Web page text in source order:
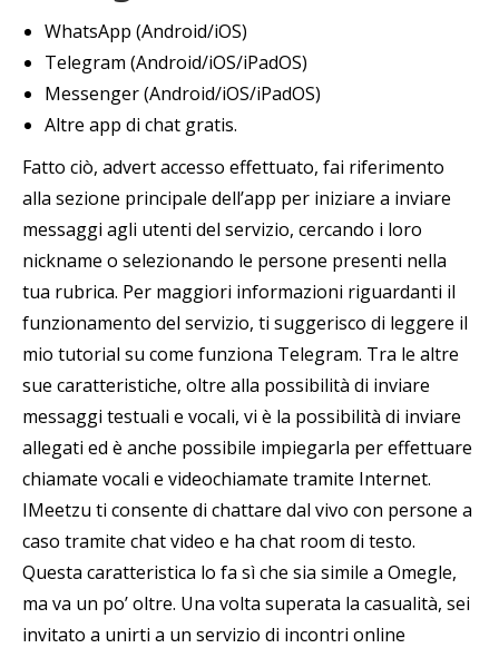
WhatsApp (Android/iOS)
Telegram (Android/iOS/iPadOS)
Messenger (Android/iOS/iPadOS)
Altre app di chat gratis.
Fatto ciò, advert accesso effettuato, fai riferimento
alla sezione principale dell’app per iniziare a inviare
messaggi agli utenti del servizio, cercando i loro
nickname o selezionando le persone presenti nella
tua rubrica. Per maggiori informazioni riguardanti il
funzionamento del servizio, ti suggerisco di leggere il
mio tutorial su come funziona Telegram. Tra le altre
sue caratteristiche, oltre alla possibilità di inviare
messaggi testuali e vocali, vi è la possibilità di inviare
allegati ed è anche possibile impiegarla per effettuare
chiamate vocali e videochiamate tramite Internet.
IMeetzu ti consente di chattare dal vivo con persone a
caso tramite chat video e ha chat room di testo.
Questa caratteristica lo fa sì che sia simile a Omegle,
ma va un po’ oltre. Una volta superata la casualità, sei
invitato a unirti a un servizio di incontri online